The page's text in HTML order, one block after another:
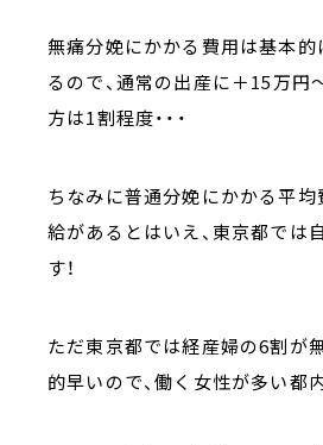
無痛分娩にかかる費用は基本
るので、通常の出産に＋15万
方は1割程度・・・
ちなみに普通分娩にかかる平
給があるとはいえ、東京都では
す！
ただ東京都では経産婦の6割が
的早いので、働く女性が多い都